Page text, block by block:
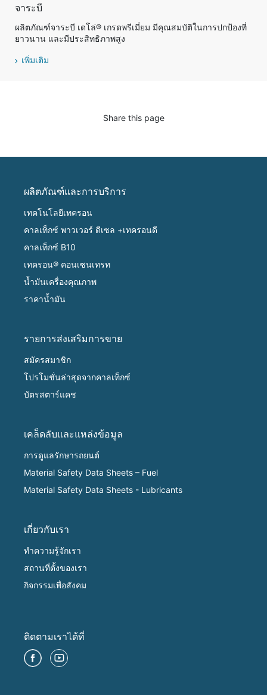
จาระบี
ผลิตภัณฑ์จาระบี เดโล่® เกรดพรีเมี่ยม มีคุณสมบัติในการปกป้องที่
ยาวนาน และมีประสิทธิภาพสูง
เพิ่มเติม
Share this page
ผลิตภัณฑ์และการบริการ
เทคโนโลยีเทครอน
คาลเท็กซ์ พาวเวอร์ ดีเซล +เทครอนดี
คาลเท็กซ์ B10
เทครอน® คอนเซนเทรท
น้ำมันเครื่องคุณภาพ
ราคาน้ำมัน
รายการส่งเสริมการขาย
สมัครสมาชิก
โปรโมชั่นล่าสุดจากคาลเท็กซ์
บัตรสตาร์แคช
เคล็ดลับและแหล่งข้อมูล
การดูแลรักษารถยนต์
Material Safety Data Sheets – Fuel
Material Safety Data Sheets - Lubricants
เกี่ยวกับเรา
ทำความรู้จักเรา
สถานที่ตั้งของเรา
กิจกรรมเพื่อสังคม
ติดตามเราได้ที่